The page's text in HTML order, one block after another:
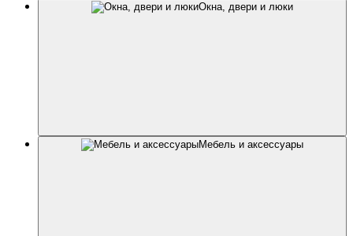
Окна, двери и люки
Мебель и аксессуары